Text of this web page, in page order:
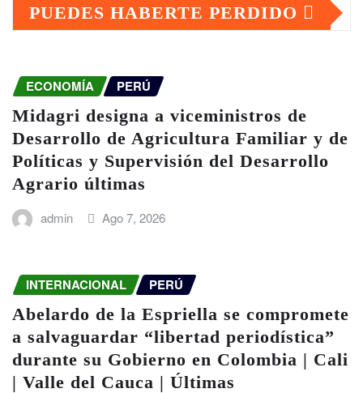
PUEDES HABERTE PERDIDO
ECONOMÍA PERÚ
Midagri designa a viceministros de
Desarrollo de Agricultura Familiar y de
Políticas y Supervisión del Desarrollo
Agrario últimas
admin Ago 7, 2026
INTERNACIONAL PERÚ
Abelardo de la Espriella se compromete
a salvaguardar “libertad periodística”
durante su Gobierno en Colombia | Cali
| Valle del Cauca | Últimas